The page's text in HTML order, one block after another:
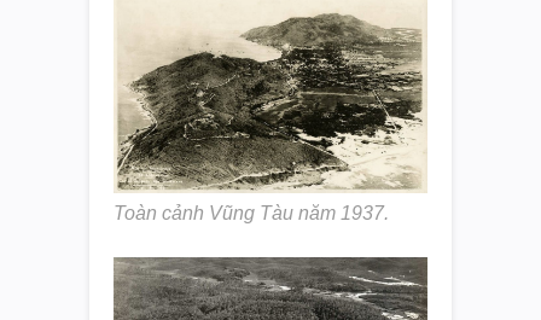
Toàn cảnh Vũng Tàu năm 1937.